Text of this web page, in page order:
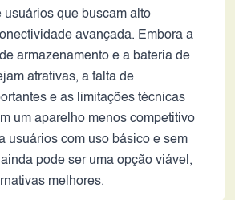
usuários que buscam alto
avançada. Embora a
armazenamento e a bateria de
atrativas, a falta de
e as limitações técnicas
um aparelho menos competitivo
usuários com uso básico e sem
pode ser uma opção viável,
melhores.